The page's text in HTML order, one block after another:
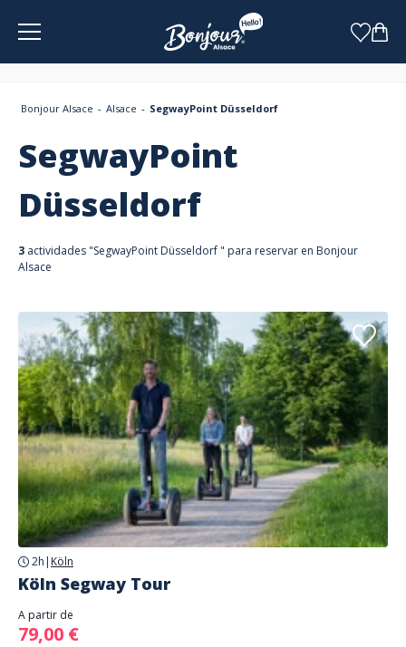
Bonjour Alsace Alsace SegwayPoint Düsseldorf
SegwayPoint
Düsseldorf
3 actividades "SegwayPoint Düsseldorf " para reservar en Bonjour
Alsace
2h | Köln
Köln Segway Tour
A partir de
79,00 €